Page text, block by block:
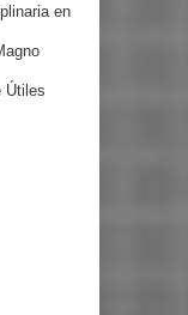
en
Útiles